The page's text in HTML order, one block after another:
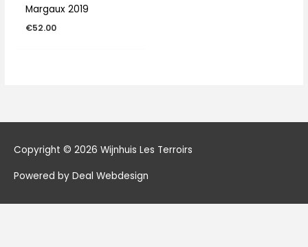
Margaux 2019
€52.00
Copyright © 2026 Wijnhuis Les Terroirs
Powered by Deal Webdesign